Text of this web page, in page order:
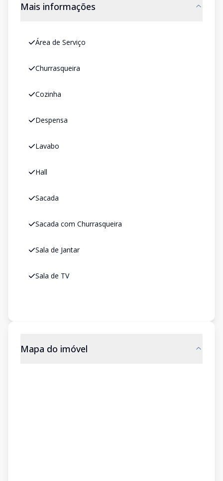
Mais informações
Área de Serviço
Churrasqueira
Cozinha
Despensa
Lavabo
Hall
Sacada
Sacada com Churrasqueira
Sala de Jantar
Sala de TV
Mapa do imóvel